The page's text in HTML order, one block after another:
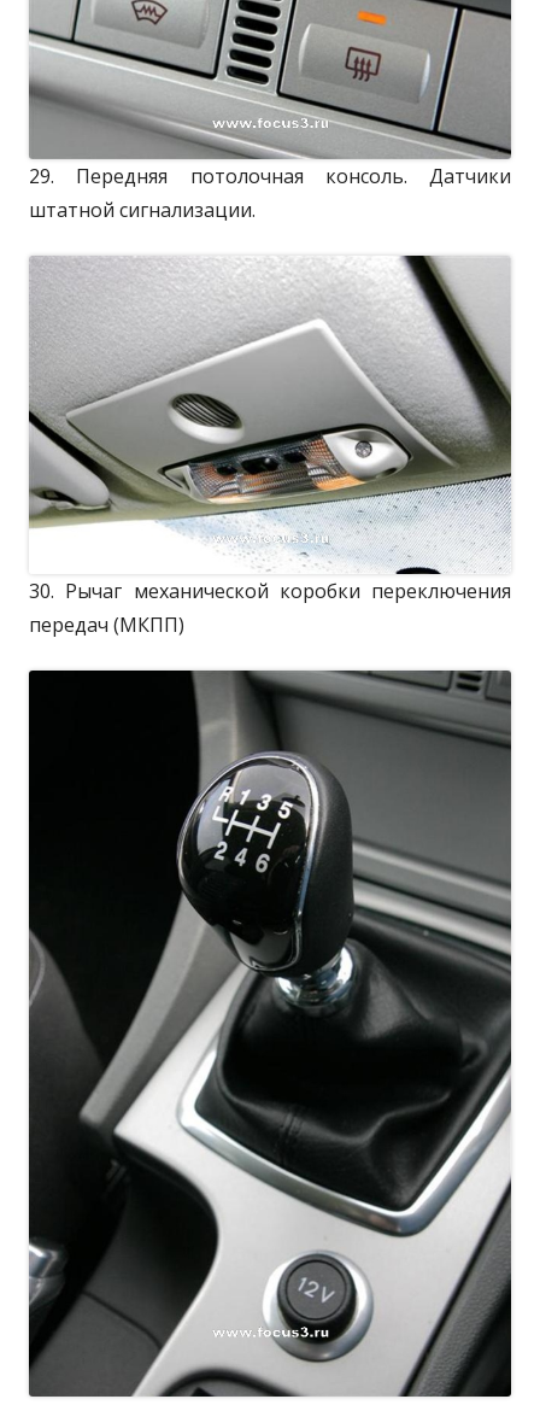
29. Передняя потолочная консоль. Датчики
штатной сигнализации.
30. Рычаг механической коробки переключения
передач (МКПП)